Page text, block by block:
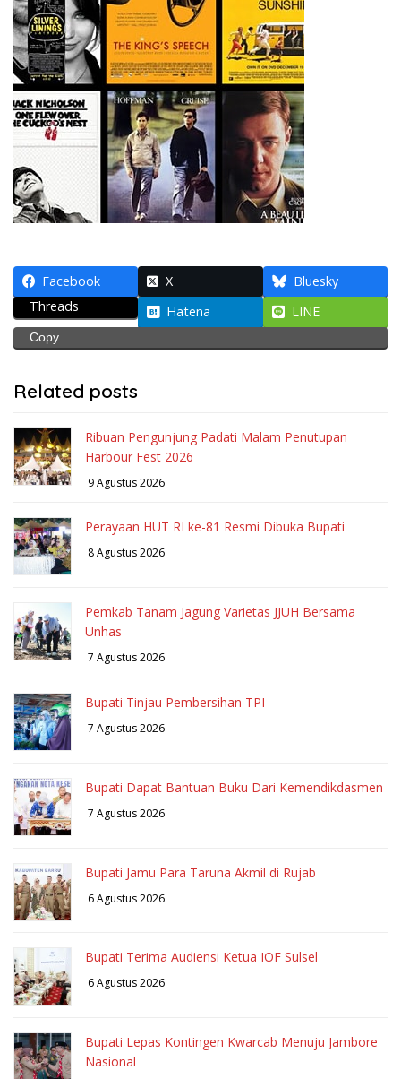
Facebook X
Bluesky
Threads
Hatena LINE
Copy
Related posts
Ribuan Pengunjung Padati Malam Penutupan
Harbour Fest 2026
9 Agustus 2026
Perayaan HUT RI ke-81 Resmi Dibuka Bupati
8 Agustus 2026
Pemkab Tanam Jagung Varietas JJUH Bersama
Unhas
7 Agustus 2026
Bupati Tinjau Pembersihan TPI
7 Agustus 2026
Bupati Dapat Bantuan Buku Dari Kemendikdasmen
7 Agustus 2026
Bupati Jamu Para Taruna Akmil di Rujab
6 Agustus 2026
Bupati Terima Audiensi Ketua IOF Sulsel
6 Agustus 2026
Bupati Lepas Kontingen Kwarcab Menuju Jambore
Nasional